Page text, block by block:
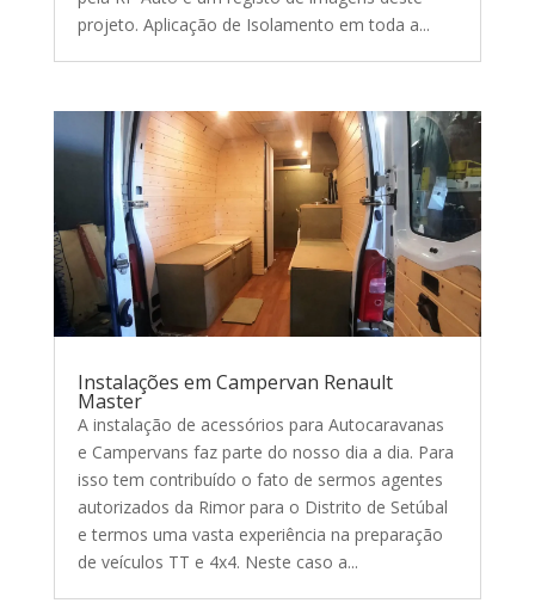
projeto. Aplicação de Isolamento em toda a...
Instalações em Campervan Renault
Master
A instalação de acessórios para Autocaravanas
e Campervans faz parte do nosso dia a dia. Para
isso tem contribuído o fato de sermos agentes
autorizados da Rimor para o Distrito de Setúbal
e termos uma vasta experiência na preparação
de veículos TT e 4x4. Neste caso a...